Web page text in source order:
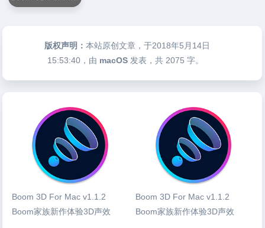
版权声明：本站原创文章，于2018年5月14日
15:53:40 ，由 macOS 发表，共 2075 字。
Boom 3D For Mac v1.1.2
Boom家族新作体验3D声效
Boom 3D For Mac v1.1.2
Boom家族新作体验3D声效